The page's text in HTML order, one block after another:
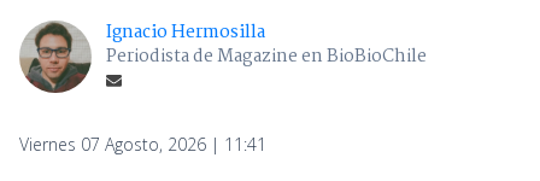
Ignacio Hermosilla
Periodista de Magazine en BioBioChile
Viernes 07 Agosto, 2026 | 11:41